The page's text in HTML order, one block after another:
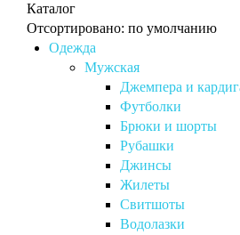
Каталог
Отсортировано: по умолчанию
Одежда
Мужская
Джемпера и
Футболки
Брюки и шорты
Рубашки
Джинсы
Жилеты
Свитшоты
Водолазки